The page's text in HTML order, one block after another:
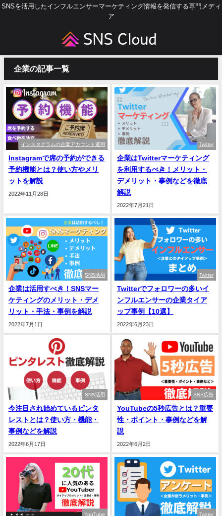
SNSを活用したインフルエンサーマーケティング情報を発信する専門メディ
ア
企業の記事一覧
インスタグラムの企業アカウント運用
Instagramで席の予約ができる
予約機能とは？使い方やメリ
ットを解説
2022年11月28日
Twitter
企業はTwitterマーケティング
を利用するべき！メリット・
デメリット・事例などを徹底
解説
2022年7月21日
SNS活用
企業は活用すべき！SNSマー
ケティングのメリット・デメ
リット・手法・事例を解説
2022年7月1日
Twitter
Twitterでフォロワーの多いイ
ンフルエンサーの企業タイア
ップ事例【10選】
2022年6月23日
SNS活用
今注目され始めているピンタ
レストとは？使い方・機能・
事例などを解説
2022年6月17日
SNS広告
YouTubeの5秒広告とは？重要
性・ポイント・事例などを解
説
2022年6月2日
YouTube Twitter